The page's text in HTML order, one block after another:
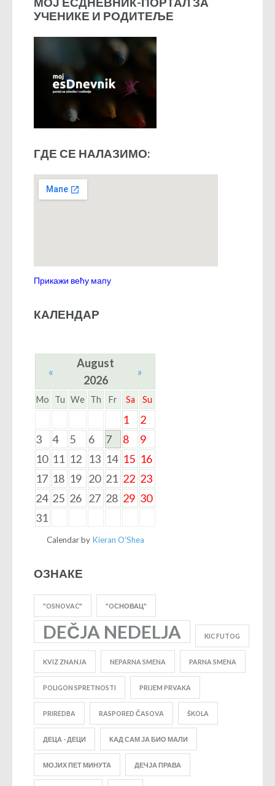
УЧЕНИКЕ И РОДИТЕЉЕ
ГДЕ СЕ НАЛАЗИМО:
Прикажи већу мапу
КАЛЕНДАР
«
August
2026
»
Mo Tu We Th Fr Sa Su
1
2
3
4 5 6 7 8
9
10 11 12 13 14 15 16
17 18 19 20 21 22 23
24 25 26 27 28 29 30
31
Calendar by Kieran O'Shea
ОЗНАКЕ
"OSNOVAC" "OСНОВАЦ"
DEČJA NEDELJA KIC FUTOG
KVIZ ZNANJA NEPARNA SMENA PARNA SMENA
POLIGON SPRETNOSTI PRIJEM PRVAKA
PRIREDBA RASPORED ČASOVA ŠKOLA
ДЕЦА - ДЕЦИ КАД САМ ЈА БИО МАЛИ
МОЈИХ ПЕТ МИНУТА ДЕЧЈА ПРАВА